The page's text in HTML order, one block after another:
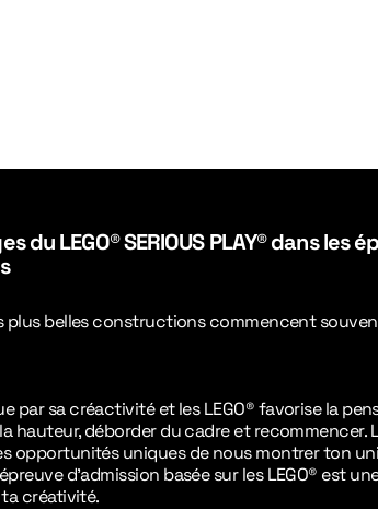
du LEGO® SERIOUS PLAY® dans les
plus belles constructions commencent
par sacréactivitéet les LEGO® favorise la
hauteur, déborder du cadre et recommencer.
opportunités uniques de nous montrer ton
d’admission basée sur les LEGO® est
créativité.